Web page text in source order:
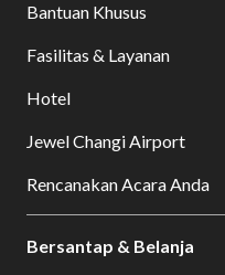
Bantuan Khusus
Fasilitas & Layanan
Hotel
Jewel Changi Airport
Rencanakan Acara Anda
Bersantap & Belanja